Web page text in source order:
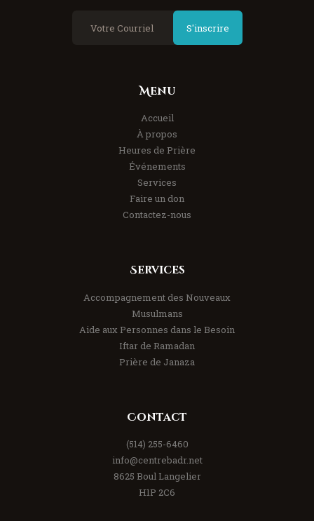
S'inscrire
Menu
Accueil
À propos
Heures de Prière
Événements
Services
Faire un don
Contactez-nous
Services
Accompagnement des Nouveaux
Musulmans
Aide aux Personnes dans le Besoin
Iftar de Ramadan
Prière de Janaza
Contact
(514) 255-6460
info@centrebadr.net
8625 Boul Langelier
H1P 2C6